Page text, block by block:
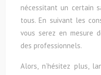
nécessitant un certain
tous. En suivant les
vous serez en mesure
des professionnels.
Alors, n’hésitez plus,